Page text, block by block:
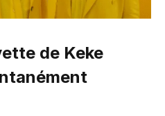
de Keke